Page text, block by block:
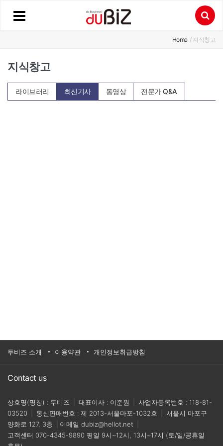
Home / 지식창고
지식창고
라이브러리 최신기사 동영상 전문가 Q&A
두비즈 소개 이용약관 개인정보취급방침
Contact us
상호명(명칭) : 두비즈 대표이사 : 이준원
사업자등록번호 : 118-81-
03520
통신판매번호 : 제 2013-서울마포-1032호
서울시 마포구
양화로 127, 3층
이메일 dubiz@hellot.net
고객센터 070-4345-9890 평일 9시~12시, 13시~17시 (토/일/공휴일